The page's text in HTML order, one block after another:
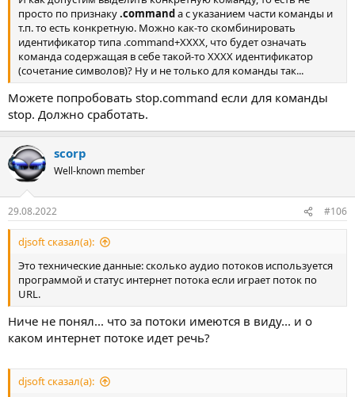
просто по признаку.commandа с указанием части команды и
т.п. то есть конкретную. Можно как-то скомбинировать
идентификатор типа .command+XXXX, что будет означать
команда содержащая в себе такой-то XXXX идентификатор
(сочетание символов)? Ну и не только для команды так...
Можете попробовать stop.command если для команды
stop. Должно сработать.
scorp
Well-known member
29.08.2022 #106
djsoft сказал(а):
Это технические данные: сколько аудио потоков используется
программой и статус интернет потока если играет поток по
URL.
Ниче не понял... что за потоки имеются в виду... и о
каком интернет потоке идет речь?
djsoft сказал(а):